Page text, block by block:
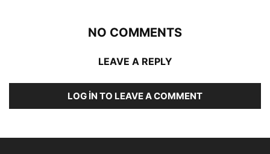
NO COMMENTS
LEAVE A REPLY
LOG IN TO LEAVE A COMMENT